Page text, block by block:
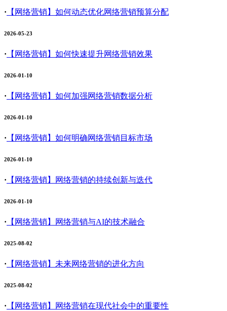
· 【网络营销】 如何动态优化网络营销预算分配
2026-05-23
· 【网络营销】 如何快速提升网络营销效果
2026-01-10
· 【网络营销】 如何加强网络营销数据分析
2026-01-10
· 【网络营销】 如何明确网络营销目标市场
2026-01-10
· 【网络营销】 网络营销的持续创新与迭代
2026-01-10
· 【网络营销】 网络营销与AI的技术融合
2025-08-02
· 【网络营销】 未来网络营销的进化方向
2025-08-02
· 【网络营销】 网络营销在现代社会中的重要性